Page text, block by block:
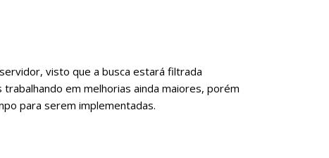
visto que a busca estará filtrada
em melhorias ainda maiores, porém
para serem implementadas.